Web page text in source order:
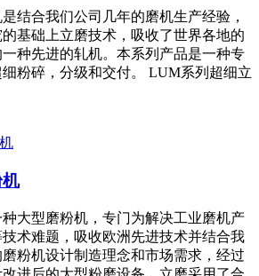
结合我们公司几年的磨机生产经验，
基础上立磨技术，吸收了世界各地的
种先进的轧机。本系列产品是一种专
粉碎，分级和交付。 LUM系列超细立
大型磨粉机，专门为解决工业磨机产
术难题，吸收欧洲先进技术并结合我
粉机设计制造理念和市场需求，经过